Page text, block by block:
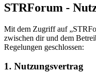
STRForum -
Mit dem Zugriff auf
zwischen dir und dem
Regelungen geschlossen:
1. Nutzungsvertrag